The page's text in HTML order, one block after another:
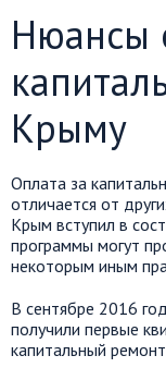
Нюансы
Крыму
Оплата за
отличается от
Крым вступил в
программы могут
некоторым иным
В сентябре 2016
получили первые
капитальный